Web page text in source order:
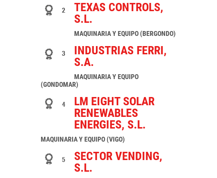
TEXAS CONTROLS,
S.L.
MAQUINARIA Y EQUIPO (BERGONDO)
INDUSTRIAS FERRI,
S.A.
MAQUINARIA Y EQUIPO
(GONDOMAR)
LM EIGHT SOLAR
RENEWABLES
ENERGIES, S.L.
MAQUINARIA Y EQUIPO (VIGO)
SECTOR VENDING,
S.L.